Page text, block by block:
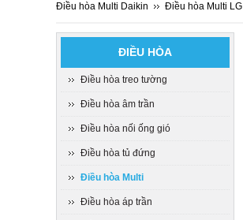
Điều hòa Multi Daikin Điều hòa Multi LG
ĐIỀU HÒA
Điều hòa treo tường
Điều hòa âm trần
Điều hòa nối ống gió
Điều hòa tủ đứng
Điều hòa Multi
Điều hòa áp trần